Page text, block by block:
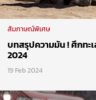
สัมภาษณ์พิเศษ
บทสรุปความมัน ! ศึกทะ
2024
19 Feb 2024